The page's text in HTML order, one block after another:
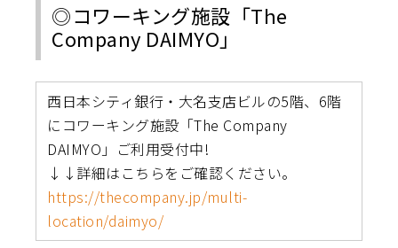
◎コワーキング施設「The
Company DAIMYO」
西日本シティ銀行・大名支店ビルの5階、6階
にコワーキング施設「The Company
DAIMYO」ご利用受付中!
↓↓詳細はこちらをご確認ください。
https://thecompany.jp/multi-
location/daimyo/